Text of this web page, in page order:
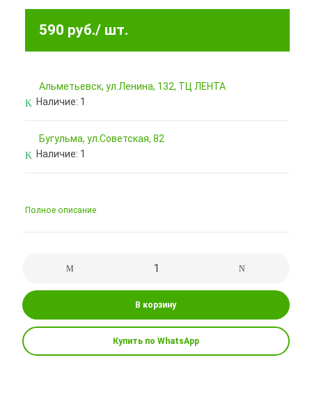
590 руб./ шт.
Альметьевск, ул.Ленина, 132, ТЦ ЛЕНТА
Наличие: 1
Бугульма, ул.Советская, 82
Наличие: 1
Полное описание
В корзину
Купить по WhatsApp